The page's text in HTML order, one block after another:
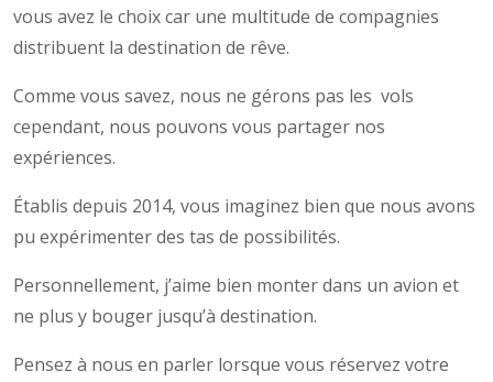
vous avez le choix car une multitude de compagnies
distribuent la destination de rêve.
Comme vous savez, nous ne gérons pas les vols
cependant, nous pouvons vous partager nos
expériences.
Établis depuis 2014, vous imaginez bien que nous avons
pu expérimenter des tas de possibilités.
Personnellement, j’aime bien monter dans un avion et
ne plus y bouger jusqu’à destination.
Pensez à nous en parler lorsque vous réservez votre